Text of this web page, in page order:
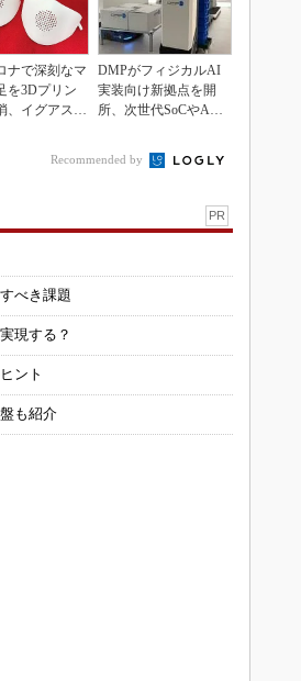
ナで深刻なマ
を3Dプリン
、イグアスが
DMPがフィジカルAI
実装向け新拠点を開
所、次世代SoCやAM
Recommended by
PR
べき課題
現する？
ント
も紹介